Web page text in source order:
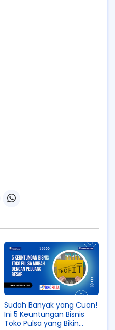
Sudah Banyak yang Cuan!
Ini 5 Keuntungan Bisnis
Toko Pulsa yang Bikin